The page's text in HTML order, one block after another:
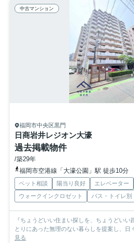
中古マンション
福岡市中央区黒門
日商岩井レジオン大濠
過去掲載物件
/築29年
福岡市空港線「大濠公園」駅 徒歩10分
ペット相談 陽当り良好 エレベーター
ウォークインクロゼット
バス・トイレ別
『ちょうどいい住まい探しを、ちょうどい
とりにあった無理のない暮らしを提案し、日
見る